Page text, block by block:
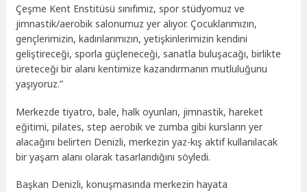
Çeşme Kent Enstitüsü sınıfımız, spor stüdyomuz ve
jimnastik/aerobik salonumuz yer alıyor. Çocuklarımızın,
gençlerimizin, kadınlarımızın, yetişkinlerimizin kendini
geliştireceği, sporla güçleneceği, sanatla buluşacağı, birlikte
üreteceği bir alanı kentimize kazandırmanın mutluluğunu
yaşıyoruz.”
Merkezde tiyatro, bale, halk oyunları, jimnastik, hareket
eğitimi, pilates, step aerobik ve zumba gibi kursların yer
alacağını belirten Denizli, merkezin yaz-kış aktif kullanılacak
bir yaşam alanı olarak tasarlandığını söyledi.
Başkan Denizli, konuşmasında merkezin hayata